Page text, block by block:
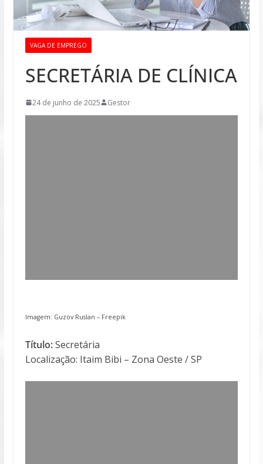
VAGA DE EMPREGO
SECRETÁRIA DE CLÍNICA
24 de junho de 2025 Gestor
Imagem: Guzov Ruslan – Freepik
Título:Secretária
Localização: Itaim Bibi – Zona Oeste / SP